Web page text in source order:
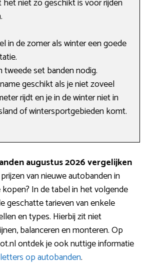
het niet zo geschikt is voor rijden
in de zomer als winter een goede
tweede set banden nodig.
geschikt als je niet zoveel
rijdt en je in de winter niet in
of wintersportgebieden komt.
augustus 2026 vergelijken
van nieuwe autobanden in
In de tabel in het volgende
geschatte tarieven van enkele
en types. Hierbij zit niet
balanceren en monteren. Op
ontdek je ook nuttige informatie
op autobanden.